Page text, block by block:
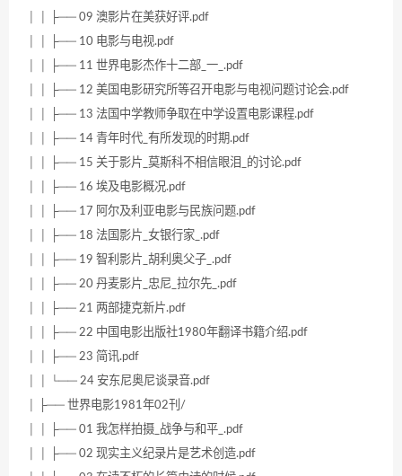
│ │ ├── 09 澳影片在美获好评.pdf
│ │ ├── 10 电影与电视.pdf
│ │ ├── 11 世界电影杰作十二部_一_.pdf
│ │ ├── 12 美国电影研究所等召开电影与电视问题讨论会.pdf
│ │ ├── 13 法国中学教师争取在中学设置电影课程.pdf
│ │ ├── 14 青年时代_有所发现的时期.pdf
│ │ ├── 15 关于影片_莫斯科不相信眼泪_的讨论.pdf
│ │ ├── 16 埃及电影概况.pdf
│ │ ├── 17 阿尔及利亚电影与民族问题.pdf
│ │ ├── 18 法国影片_女银行家_.pdf
│ │ ├── 19 智利影片_胡利奥父子_.pdf
│ │ ├── 20 丹麦影片_忠尼_拉尔先_.pdf
│ │ ├── 21 两部捷克新片.pdf
│ │ ├── 22 中国电影出版社1980年翻译书籍介绍.pdf
│ │ ├── 23 简讯.pdf
│ │ └── 24 安东尼奥尼谈录音.pdf
│ ├── 世界电影1981年02刊/
│ │ ├── 01 我怎样拍摄_战争与和平_.pdf
│ │ ├── 02 现实主义纪录片是艺术创造.pdf